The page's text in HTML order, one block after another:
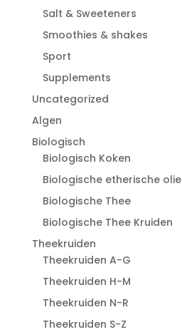
Salt & Sweeteners
Smoothies & shakes
Sport
Supplements
Uncategorized
Algen
Biologisch
Biologisch Koken
Biologische etherische olie
Biologische Thee
Biologische Thee Kruiden
Theekruiden
Theekruiden A-G
Theekruiden H-M
Theekruiden N-R
Theekruiden S-Z